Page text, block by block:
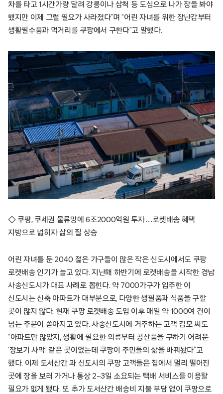
차를 타고 1시간가량 달려 강릉이나 삼척 등 도심으로 나가 장을 봐야
했지만 이제 그럴 필요가 사라졌다”며 “어린 자녀를 위한 장난감부터
생활필수품과 먹거리를 쿠팡에서 구한다”고 말했다.
◇ 쿠팡, 쿠세권 물류망에 6조2000억원 투자…로켓배송 혜택
지방으로 넓히자 삶의 질 상승
어린 자녀를 둔 2040 젊은 가구들이 많은 작은 신도시에서도 쿠팡
로켓배송 인기가 늘고 있다. 지난해 하반기에 로켓배송을 시작한 경남
사송신도시가 대표 사례로 뽑힌다. 약 7000가구가 입주한 이
신도시는 신축 아파트가 대부분으로, 다양한 생필품과 식품을 구할
곳이 많지 않다. 현재 쿠팡 로켓배송 도입 이후 매일 약 1000여 건이
넘는 주문이 쏟아지고 있다. 사송신도시에 거주하는 고객 김모 씨도
“아파트만 많았지, 생활에 필요한 의류부터 공산품을 구하기 어려운
‘장보기 사막’ 같은 곳이었는데 쿠팡이 주민들의 삶을 바꿔놨다”고
했다. 이제 도서산간 과 신도시의 쿠팡 고객들은 집에서 멀리 떨어진
곳에 장을 보러 가거나 통상 2~3일 소요되는 택배 서비스를 이용할
필요가 없게 됐다. 또 추가 도서산간 배송비 지불 부담 없이 쿠팡으로